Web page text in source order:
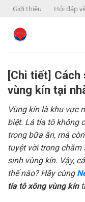
Skip
content
Giới thiệu Hỏi đáp
[Chi tiết]
vùng kín tại
Vùng kín là khu vực
biệt. Lá tía tô không
trong bữa ăn, mà
tuyệt vời trong chăm
sinh vùng kín. Vậy,
thế nào? Hãy cùng
tía tô xông vùng kín